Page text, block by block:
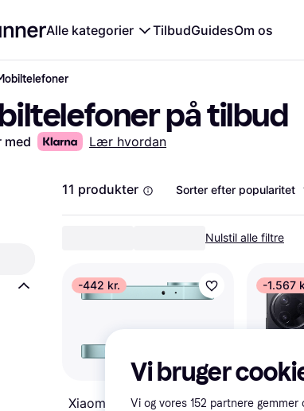
Alle kategorier TilbudGuidesOm os
på tilbud
med Lær hvordan
11 produkter Sorter efter popularitet
Nulstil alle filtre
-442 kr.
Xiaomi Poco X8 Pro 12
-1.567
Vi bruger
Vi og vores 152 partnere gemmer